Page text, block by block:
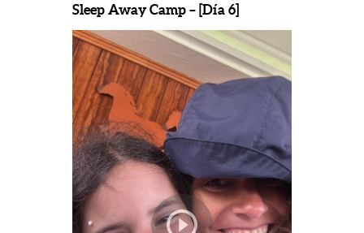
Sleep Away Camp – [Día 6]